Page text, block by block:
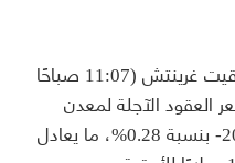
بحلول الساعة 08:07 صباحًا بتوقيت غرينتش (11:07 صباحًا
العقود الآجلة لمعدن
الذهب -تسليم أبريل/نيسان 2023- بنسبة 0.28%، ما يعادل